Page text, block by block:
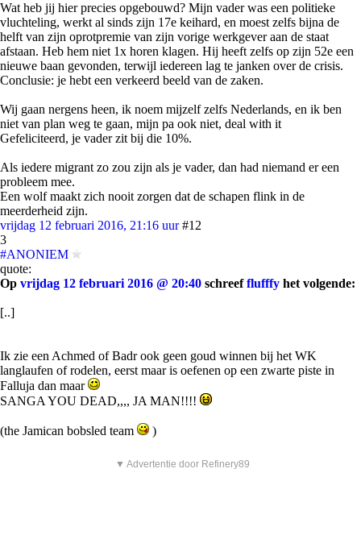
Wat heb jij hier precies opgebouwd? Mijn vader was een politieke
vluchteling, werkt al sinds zijn 17e keihard, en moest zelfs bijna de
helft van zijn oprotpremie van zijn vorige werkgever aan de staat
afstaan. Heb hem niet 1x horen klagen. Hij heeft zelfs op zijn 52e een
nieuwe baan gevonden, terwijl iedereen lag te janken over de crisis.
Conclusie: je hebt een verkeerd beeld van de zaken.
Wij gaan nergens heen, ik noem mijzelf zelfs Nederlands, en ik ben
niet van plan weg te gaan, mijn pa ook niet, deal with it
Gefeliciteerd, je vader zit bij die 10%.
Als iedere migrant zo zou zijn als je vader, dan had niemand er een
probleem mee.
Een wolf maakt zich nooit zorgen dat de schapen flink in de
meerderheid zijn.
vrijdag 12 februari 2016, 21:16 uur #12
3
#ANONIEM
quote:
Op vrijdag 12 februari 2016 @ 20:40 schreefflufffy het volgende:
[..]
Ik zie een Achmed of Badr ook geen goud winnen bij het WK
langlaufen of rodelen, eerst maar is oefenen op een zwarte piste in
Falluja dan maar
SANGA YOU DEAD,,,, JA MAN!!!!
(the Jamican bobsled team )
▼ Advertentie door Refinery89